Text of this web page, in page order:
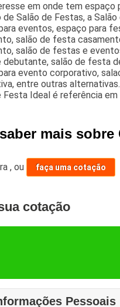
em onde tem espaço
de Salão de Festas, a
eventos, espaço para
salão de festa
salão de festas e
salão de festa
evento corporativo,
entre outras
Festa Ideal é referência
mais
,ou faça uma cotação
cotação
Pessoais